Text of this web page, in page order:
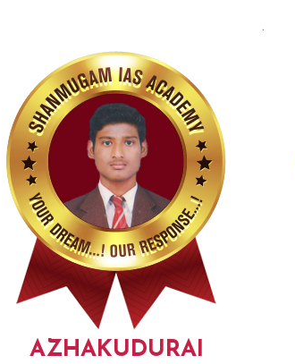
AZHAKUDURAI
.